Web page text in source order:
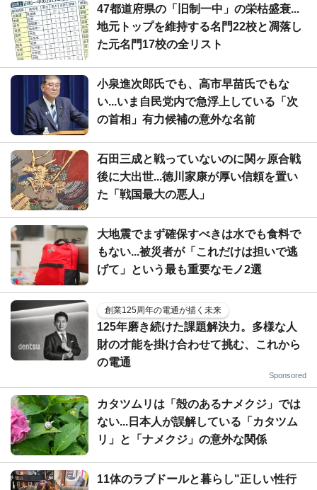
47都道府県の「旧制一中」の栄枯盛衰...
地元トップを維持する名門22校と凋落し
た元名門17校の全リスト
小泉進次郎氏でも、高市早苗氏でもな
い...いま自民党内で急浮上している「次
の首相」有力候補の意外な名前
石田三成と戦っていないのに関ヶ原合戦
後に大出世...徳川家康が厚い信頼を置い
た「戦国最大の悪人」
大地震でまず確保すべきは水でも食料で
もない...被災者が「これだけは担いで逃
げて」という最も重要なモノ2選
創業125周年の電通が描く未来
125年磨き続けた課題解決力。多様な人
財の才能を掛け合わせて挑む、これから
の電通
Sponsored
カタツムリは「殻のあるナメクジ」では
ない...日本人が誤解している「カタツム
リ」と「ナメクジ」の意外な関係
11体のラブドールと暮らし"正しい性行